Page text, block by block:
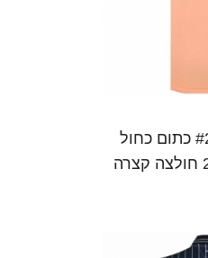
נשים תומס דליין #23 כתום כחול